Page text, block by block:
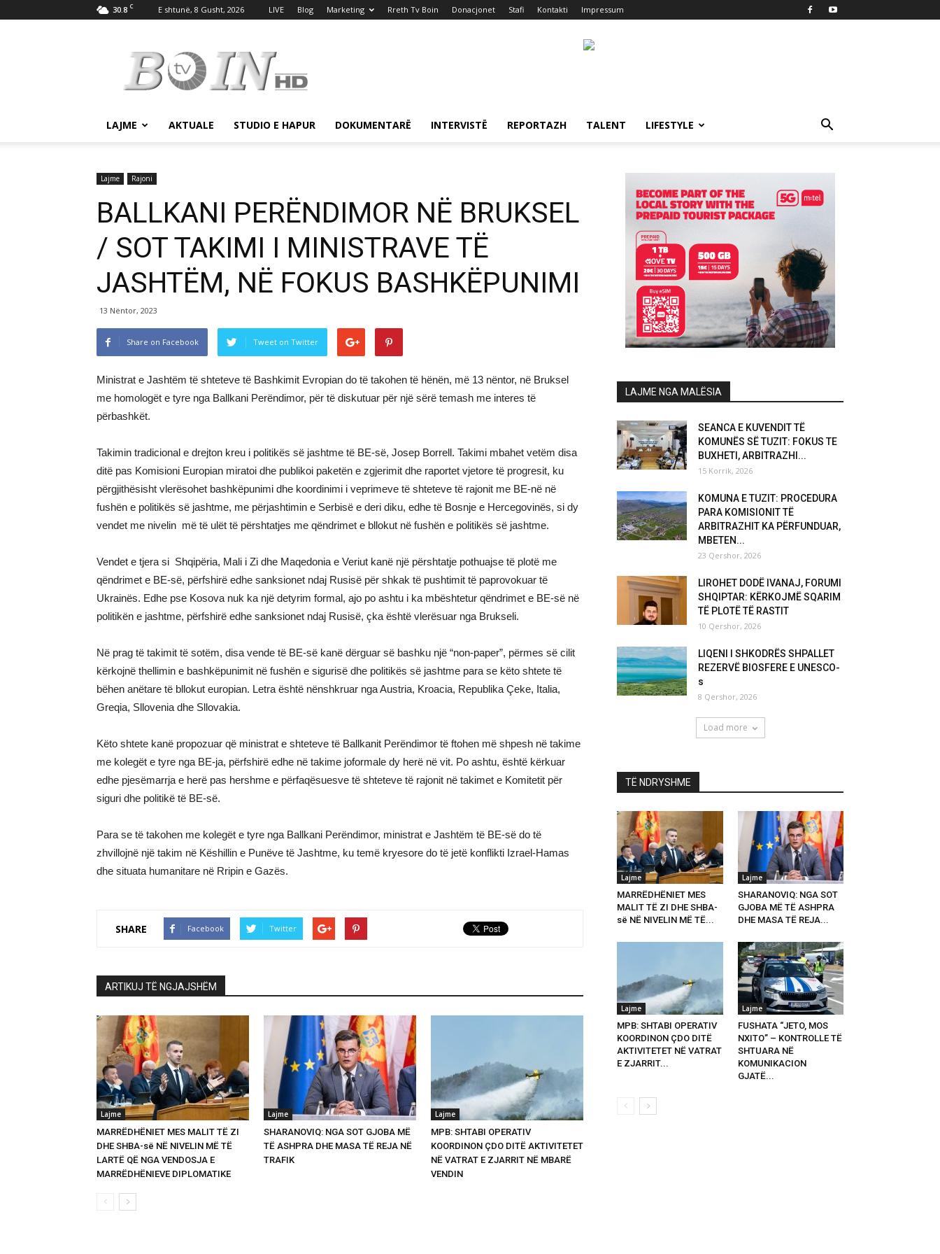
30.8 C E shtunë, 8 Gusht, 2026 LIVE Blog Marketing Rreth Tv Boin Donacjonet Stafi Kontakti Impressum
Boin
LAJME AKTUALE STUDIO E HAPUR DOKUMENTARË INTERVISTË REPORTAZH TALENT LIFESTYLE
Lajme Rajoni
BALLKANI PERËNDIMOR NË BRUKSEL
/ SOT TAKIMI I MINISTRAVE TË
JASHTËM, NË FOKUS BASHKËPUNIMI
13 Nëntor, 2023
Share on Facebook Tweet on Twitter
Ministrat e Jashtëm të shteteve të Bashkimit Evropian do të takohen të hënën, më 13 nëntor, në Bruksel
me homologët e tyre nga Ballkani Perëndimor, për të diskutuar për një sërë temash me interes të
përbashkët.
Takimin tradicional e drejton kreu i politikës së jashtme të BE-së, Josep Borrell. Takimi mbahet vetëm disa
ditë pas Komisioni Europian miratoi dhe publikoi paketën e zgjerimit dhe raportet vjetore të progresit, ku
përgjithësisht vlerësohet bashkëpunimi dhe koordinimi i veprimeve të shteteve të rajonit me BE-në në
fushën e politikës së jashtme, me përjashtimin e Serbisë e deri diku, edhe të Bosnje e Hercegovinës, si dy
vendet me nivelin më të ulët të përshtatjes me qëndrimet e bllokut në fushën e politikës së jashtme.
Vendet e tjera si Shqipëria, Mali i Zi dhe Maqedonia e Veriut kanë një përshtatje pothuajse të plotë me
qëndrimet e BE-së, përfshirë edhe sanksionet ndaj Rusisë për shkak të pushtimit të paprovokuar të
Ukrainës. Edhe pse Kosova nuk ka një detyrim formal, ajo po ashtu i ka mbështetur qëndrimet e BE-së në
politikën e jashtme, përfshirë edhe sanksionet ndaj Rusisë, çka është vlerësuar nga Brukseli.
Në prag të takimit të sotëm, disa vende të BE-së kanë dërguar së bashku një “non-paper”, përmes së cilit
kërkojnë thellimin e bashkëpunimit në fushën e sigurisë dhe politikës së jashtme para se këto shtete të
bëhen anëtare të bllokut europian. Letra është nënshkruar nga Austria, Kroacia, Republika Çeke, Italia,
Greqia, Sllovenia dhe Sllovakia.
Këto shtete kanë propozuar që ministrat e shteteve të Ballkanit Perëndimor të ftohen më shpesh në takime
me kolegët e tyre nga BE-ja, përfshirë edhe në takime joformale dy herë në vit. Po ashtu, është kërkuar
edhe pjesëmarrja e herë pas hershme e përfaqësuesve të shteteve të rajonit në takimet e Komitetit për
siguri dhe politikë të BE-së.
Para se të takohen me kolegët e tyre nga Ballkani Perëndimor, ministrat e Jashtëm të BE-së do të
zhvillojnë një takim në Këshillin e Punëve të Jashtme, ku temë kryesore do të jetë konflikti Izrael-Hamas
dhe situata humanitare në Rripin e Gazës.
SHARE Facebook Twitter
ARTIKUJ TË NGJAJSHËM
Lajme
MARRËDHËNIET MES MALIT TË ZI
DHE SHBA-së NË NIVELIN MË TË
LARTË QË NGA VENDOSJA E
MARRËDHËNIEVE DIPLOMATIKE
Lajme
SHARANOVIQ: NGA SOT GJOBA MË
TË ASHPRA DHE MASA TË REJA NË
TRAFIK
Lajme
MPB: SHTABI OPERATIV
KOORDINON ÇDO DITË AKTIVITETET
NË VATRAT E ZJARRIT NË MBARË
VENDIN
LAJME NGA MALËSIA
SEANCA E KUVENDIT TË
KOMUNËS SË TUZIT: FOKUS TE
BUXHETI, ARBITRAZHI...
15 Korrik, 2026
KOMUNA E TUZIT: PROCEDURA
PARA KOMISIONIT TË
ARBITRAZHIT KA PËRFUNDUAR,
MBETEN...
23 Qershor, 2026
LIROHET DODË IVANAJ, FORUMI
SHQIPTAR: KËRKOJMË SQARIM
TË PLOTË TË RASTIT
10 Qershor, 2026
LIQENI I SHKODRËS SHPALLET
REZERVË BIOSFERE E UNESCO-
s
8 Qershor, 2026
Load more
TË NDRYSHME
Lajme
MARRËDHËNIET MES
MALIT TË ZI DHE SHBA-
së NË NIVELIN MË TË...
Lajme
SHARANOVIQ: NGA SOT
GJOBA MË TË ASHPRA
DHE MASA TË REJA...
Lajme
MPB: SHTABI OPERATIV
KOORDINON ÇDO DITË
AKTIVITETET NË VATRAT
E ZJARRIT...
Lajme
FUSHATA “JETO, MOS
NXITO” – KONTROLLE TË
SHTUARA NË
KOMUNIKACION
GJATË...